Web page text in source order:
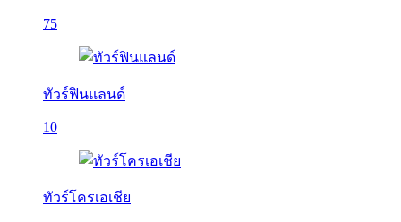
75
ทัวร์ฟินแลนด์
10
ทัวร์โครเอเชีย